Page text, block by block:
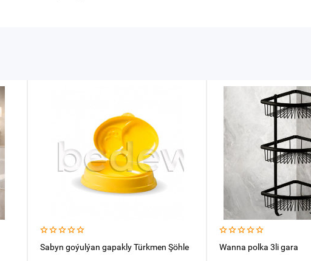
Sabyn goýulýan gapakly Türkmen Şöhle Wanna polka 3li gara